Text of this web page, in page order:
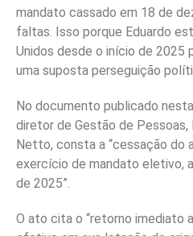
mandato cassado em 18 de
faltas. Isso porque Eduardo
Unidos desde o início de 2025
uma suposta perseguição
No documento publicado
diretor de Gestão de Pessoas,
Netto, consta a “cessação do
exercício de mandato eletivo,
de 2025”.
O ato cita o “retorno imediato